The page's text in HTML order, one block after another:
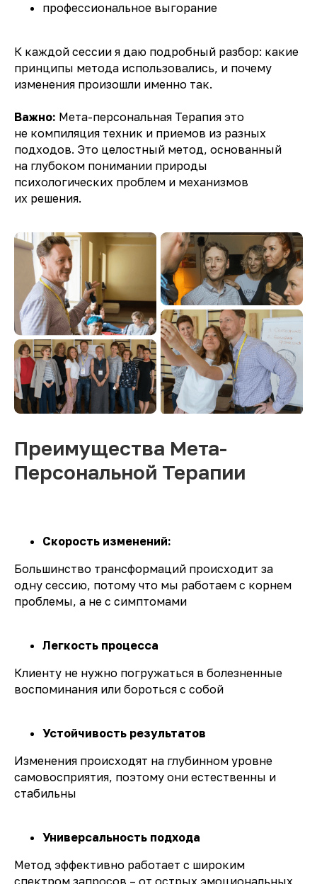
профессиональное выгорание
К каждой сессии я даю подробный разбор: какие
принципы метода использовались, и почему
изменения произошли именно так.
Важно: Мета-персональная Терапия это
не компиляция техник и приемов из разных
подходов. Это целостный метод, основанный
на глубоком понимании природы
психологических проблем и механизмов
их решения.
Преимущества Мета-
Персональной Терапии
Скорость изменений:
Большинство трансформаций происходит за
одну сессию, потому что мы работаем с корнем
проблемы, а не с симптомами
Легкость процесса
Клиенту не нужно погружаться в болезненные
воспоминания или бороться с собой
Устойчивость результатов
Изменения происходят на глубинном уровне
самовосприятия, поэтому они естественны и
стабильны
Универсальность подхода
Метод эффективно работает с широким
спектром запросов – от острых эмоциональных